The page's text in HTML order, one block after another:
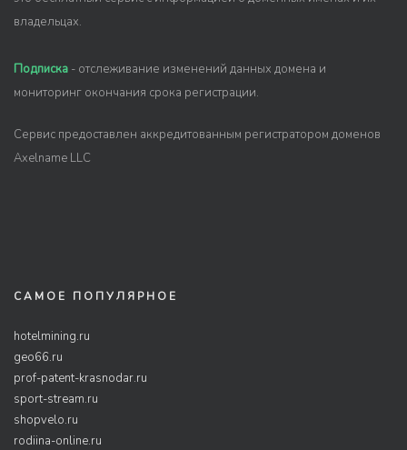
владельцах.
Подписка - отслеживание изменений данных домена и
мониторинг окончания срока регистрации.
Сервис предоставлен аккредитованным регистратором доменов
Axelname LLC
САМОЕ ПОПУЛЯРНОЕ
hotelmining.ru
geo66.ru
prof-patent-krasnodar.ru
sport-stream.ru
shopvelo.ru
rodiina-online.ru